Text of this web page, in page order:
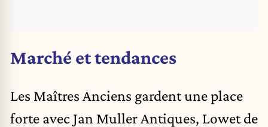
Marché et tendances
Les Maîtres Anciens gardent une place
forte avec Jan Muller Antiques, Lowet de